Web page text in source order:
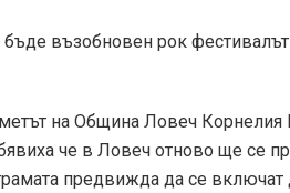
възобновен рок
на Община Ловеч
че в Ловеч отново ще се
предвижда да се